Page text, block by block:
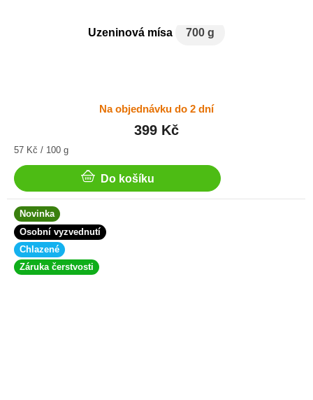
Uzeninová mísa 700 g
Na objednávku do 2 dní
399 Kč
Měrná
57 Kč / 100 g
Do košíku
Novinka
Osobní vyzvednutí
Chlazené
Záruka čerstvosti